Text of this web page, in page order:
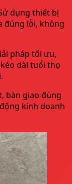
dụng thiết bị
đúng lỗi, không
pháp tối ưu,
dài tuổi thọ
bàn giao đúng
kinh doanh